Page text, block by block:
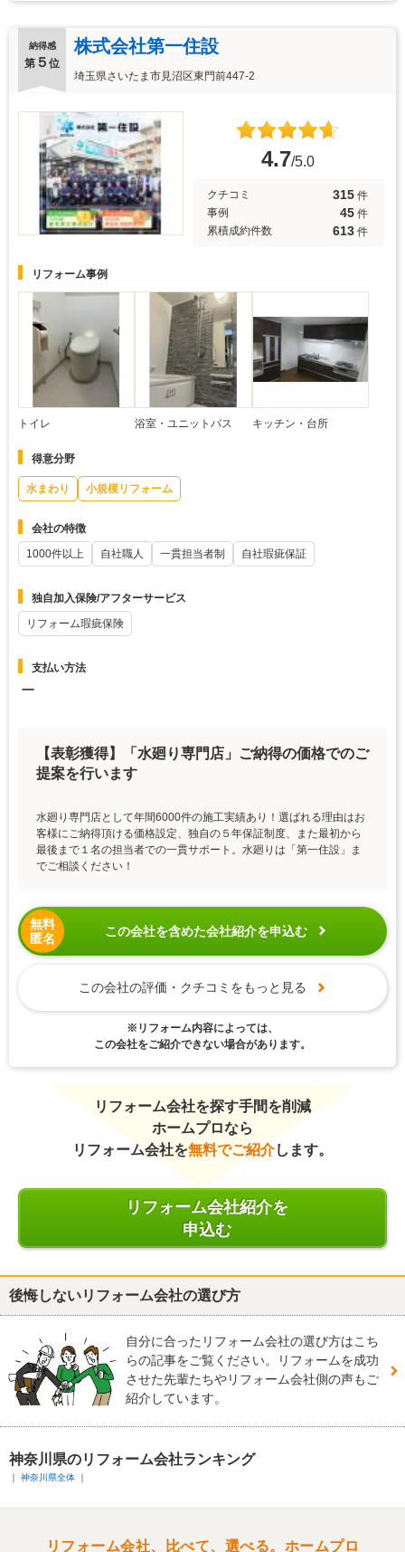
納得感
第 ５ 位
株式会社第一住設
埼玉県さいたま市見沼区東門前447-2
4.7/5.0
クチコミ 315 件
事例
45 件
累積成約件数
613 件
リフォーム事例
トイレ 浴室・ユニットバス キッチン・台所
得意分野
水まわり 小規模リフォーム
会社の特徴
1000件以上
自社職人 一貫担当者制 自社瑕疵保証
独自加入保険/アフターサービス
リフォーム瑕疵保険
支払い方法
ー
【表彰獲得】「水廻り専門店」ご納得の価格でのご
提案を行います
水廻り専門店として年間6000件の施工実績あり！選ばれる理由はお
客様にご納得頂ける価格設定、独自の５年保証制度、また最初から
最後まで１名の担当者での一貫サポート。水廻りは「第一住設」ま
でご相談ください！
無料
匿名
この会社を含めた会社紹介を申込む
この会社の評価・クチコミをもっと見る
※リフォーム内容によっては、
この会社をご紹介できない場合があります。
リフォーム会社を探す手間を削減
ホームプロなら
リフォーム会社を無料でご紹介します。
リフォーム会社紹介を
申込む
後悔しないリフォーム会社の選び方
自分に合ったリフォーム会社の選び方はこち
らの記事をご覧ください。リフォームを成功
させた先輩たちやリフォーム会社側の声もご
紹介しています。
神奈川県のリフォーム会社ランキング
神奈川県全体
リフォーム会社、比べて、選べる。ホームプロ